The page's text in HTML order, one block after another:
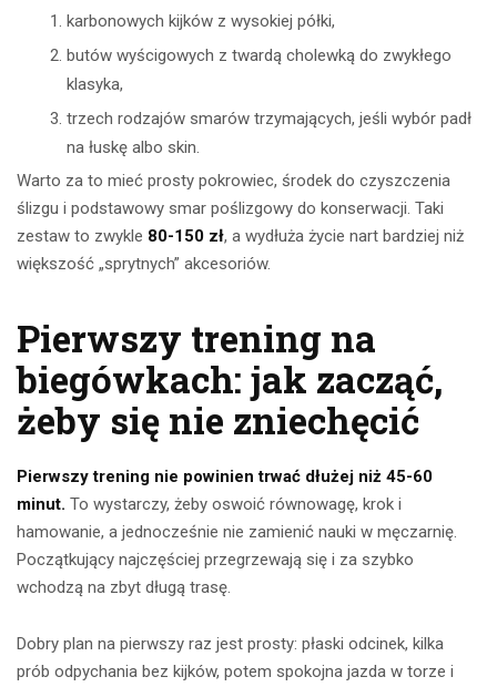
karbonowych kijków z wysokiej półki,
butów wyścigowych z twardą cholewką do zwykłego
klasyka,
trzech rodzajów smarów trzymających, jeśli wybór padł
na łuskę albo skin.
Warto za to mieć prosty pokrowiec, środek do czyszczenia
ślizgu i podstawowy smar poślizgowy do konserwacji. Taki
zestaw to zwykle 80-150 zł, a wydłuża życie nart bardziej niż
większość „sprytnych” akcesoriów.
Pierwszy trening na
biegówkach: jak zacząć,
żeby się nie zniechęcić
Pierwszy trening nie powinien trwać dłużej niż 45-60
minut. To wystarczy, żeby oswoić równowagę, krok i
hamowanie, a jednocześnie nie zamienić nauki w męczarnię.
Początkujący najczęściej przegrzewają się i za szybko
wchodzą na zbyt długą trasę.
Dobry plan na pierwszy raz jest prosty: płaski odcinek, kilka
prób odpychania bez kijków, potem spokojna jazda w torze i